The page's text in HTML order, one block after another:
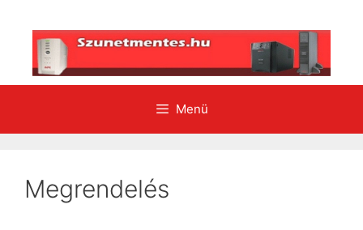
tartalomba
Menü
Megrendelés